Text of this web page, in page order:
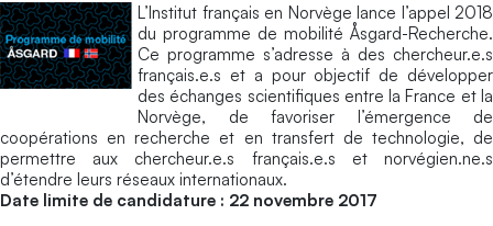
L’Institut français en Norvège lance l’appel 2018
du programme de mobilité Åsgard-Recherche.
Ce programme s’adresse à des chercheur.e.s
français.e.s et a pour objectif de développer
des échanges scientifiques entre la France et la
Norvège, de favoriser l’émergence de
coopérations en recherche et en transfert de technologie, de
permettre aux chercheur.e.s français.e.s et norvégien.ne.s
d’étendre leurs réseaux internationaux.
Date limite de candidature : 22 novembre 2017